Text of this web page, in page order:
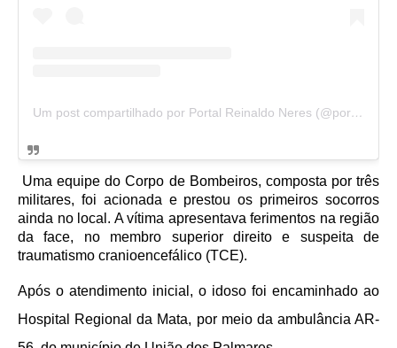
Um post compartilhado por Portal Reinaldo Neres (@portalreinaldoneresnoticias)
Uma equipe do Corpo de Bombeiros, composta por três
militares, foi acionada e prestou os primeiros socorros
ainda no local. A vítima apresentava ferimentos na região
da face, no membro superior direito e suspeita de
traumatismo cranioencefálico (TCE).
Após o atendimento inicial, o idoso foi encaminhado ao
Hospital Regional da Mata, por meio da ambulância AR-